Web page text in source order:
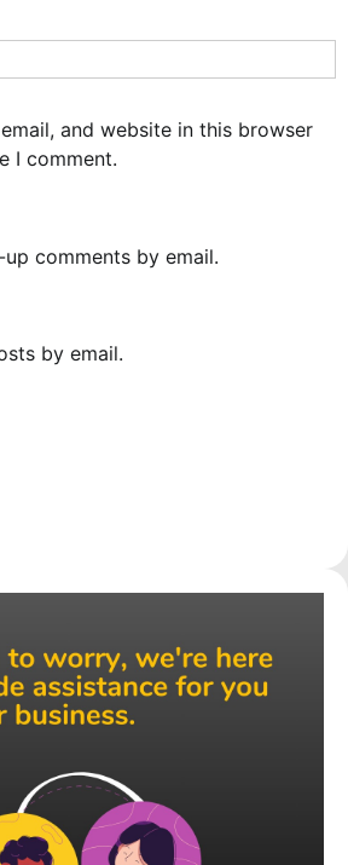
and website in this browser
I comment.
comments by email.
by email.